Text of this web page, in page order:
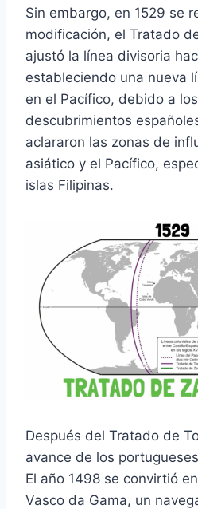
Sin embargo, en 1529 se
modificación, el Tratado
ajustó la línea divisoria
estableciendo una nueva
en el Pacífico, debido a
descubrimientos
aclararon las zonas de
asiático y el Pacífico,
islas Filipinas.
Después del Tratado de
avance de los
El año 1498 se convirtió
Vasco da Gama, un